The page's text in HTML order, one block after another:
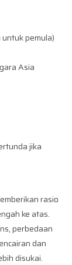
pemula)
Asia
jika
rasio
ke atas.
perbedaan
dan
disukai.